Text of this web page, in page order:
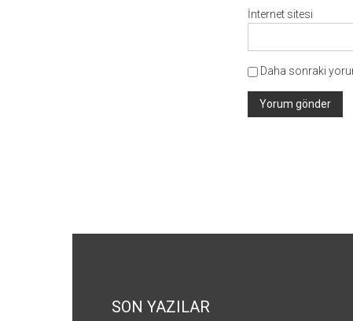
İnternet sitesi
Daha sonraki
SON YAZILAR